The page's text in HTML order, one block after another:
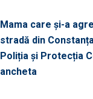
Mama care și-a
stradă din
Poliția și Protecția
ancheta